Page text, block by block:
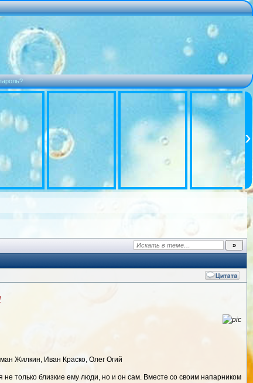
Жилкин, Иван Краско, Олег Огий
только близкие ему люди, но и он сам. Вместе со своим напарником